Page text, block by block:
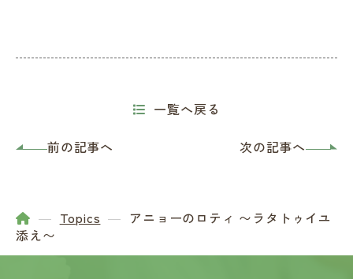
前の記事へ
一覧へ戻る
次の記事へ
Topics
アニョーのロティ 〜ラタトゥイユ
添え〜